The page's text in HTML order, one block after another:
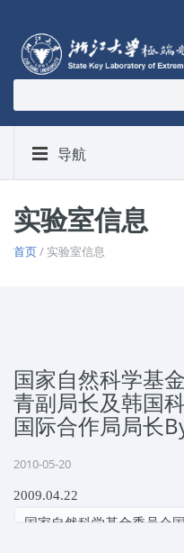
导航
实验室信息
首页/ 实验室信息
国家自然科学基
青副局长及韩国
国际合作局局长
2010-05-20
2009.04.22
国家自然科学基金委员会